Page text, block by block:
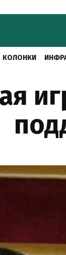
КОЛОНКИ